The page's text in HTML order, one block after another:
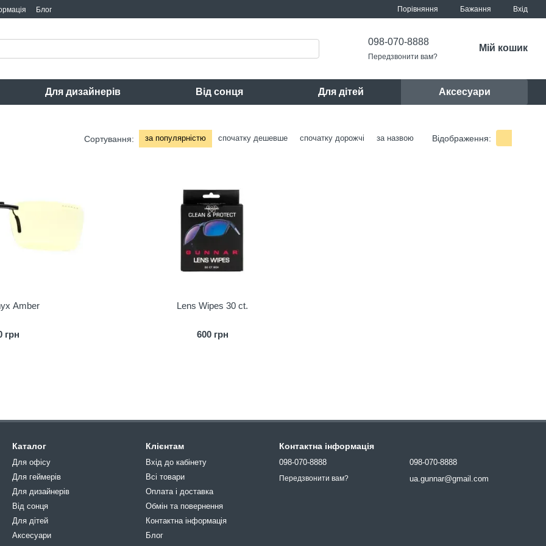
Блог Порівняння Бажання Вхід
098-070-8888
Передзвонити вам?
Мій кошик
Для дизайнерів Від сонця Для дітей Аксесуари
Сортування: за популярністю спочатку дешевше спочатку дорожчі за назвою Відображення:
Amber
грн
Lens Wipes 30 ct.
600 грн
Каталог
Для офісу
Для геймерів
Для дизайнерів
Від сонця
Для дітей
Аксесуари
Клієнтам
Вхід до кабінету
Всі товари
Оплата і доставка
Обмін та повернення
Контактна інформація
Блог
Контактна інформація
098-070-8888
Передзвонити вам?
098-070-8888
ua.gunnar@gmail.com